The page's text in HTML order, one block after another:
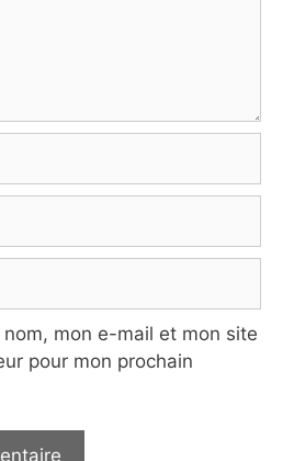
nom, mon e-mail et mon site
pour mon prochain